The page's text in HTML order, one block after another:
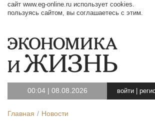
сайт www.eg-online.ru использует cookies.
пользуясь сайтом, вы соглашаетесь с этим.
00:04 | 08.08.2026 войти
Главная Новости